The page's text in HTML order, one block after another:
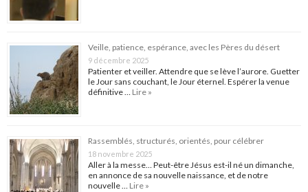
Veille, patience, espérance, avec les Pères du désert
9 décembre 2025
Patienter et veiller. Attendre que se lève l’aurore. Guetter
le Jour sans couchant, le Jour éternel. Espérer la venue
définitive … Lire »
Rassemblés, structurés, orientés, pour célébrer
18 novembre 2025
Aller à la messe… Peut-être Jésus est-il né un dimanche,
en annonce de sa nouvelle naissance, et de notre
nouvelle … Lire »